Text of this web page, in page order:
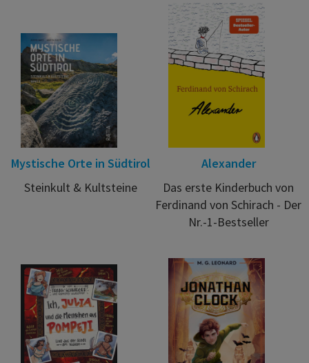
Mystische Orte in Südtirol
Steinkult & Kultsteine
Alexander
Das erste Kinderbuch von
Ferdinand von Schirach - Der
Nr.-1-Bestseller